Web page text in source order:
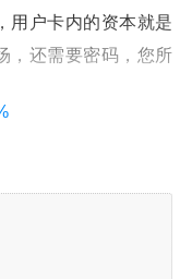
用户卡内的资本就是
，还需要密码，您所
可以拥有一个非常美
可以通过在网络上
感受清华大学的美